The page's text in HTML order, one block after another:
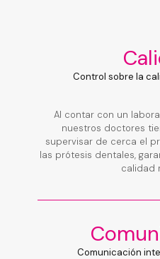
Control sobre la
Al contar con un
nuestros doctores
supervisar de cerca el
las prótesis dentales,
calidad
Comunicación